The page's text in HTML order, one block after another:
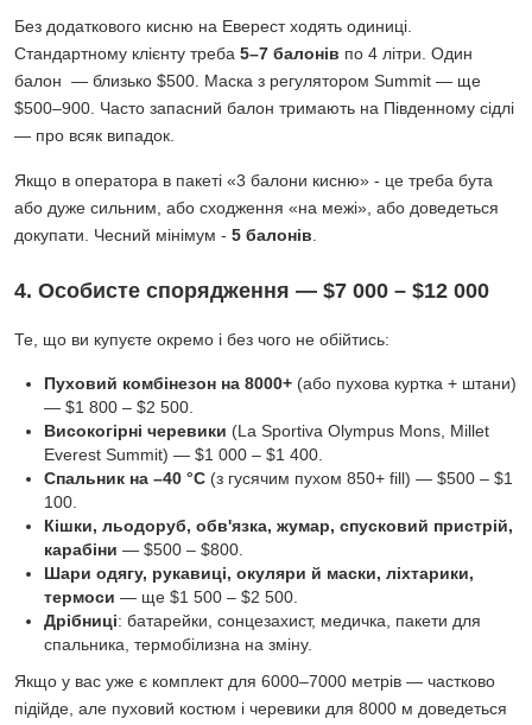
Без додаткового кисню на Еверест ходять одиниці.
Стандартному клієнту треба 5–7 балонів по 4 літри. Один
балон — близько $500. Маска з регулятором Summit — ще
$500–900. Часто запасний балон тримають на Південному сідлі
— про всяк випадок.
Якщо в оператора в пакеті «3 балони кисню» - це треба бута
або дуже сильним, або сходження «на межі», або доведеться
докупати. Чесний мінімум - 5 балонів
4. Особисте спорядження — $7 000 – $12 000
Те, що ви купуєте окремо і без чого не обійтись:
Пуховий комбінезон на 8000+ (або пухова куртка + штани)
— $1 800 – $2 500.
Високогірні черевики (La Sportiva Olympus Mons, Millet
Everest Summit) — $1 000 – $1 400.
Спальник на –40 °C (з гусячим пухом 850+ fill) — $500 – $1
100.
Кішки, льодоруб, обв'язка, жумар, спусковий пристрій,
карабіни — $500 – $800.
Шари одягу, рукавиці, окуляри й маски, ліхтарики,
термоси — ще $1 500 – $2 500.
Дрібниці: батарейки, сонцезахист, медичка, пакети для
спальника, термобілизна на зміну.
Якщо у вас уже є комплект для 6000–7000 метрів — частково
підійде, але пуховий костюм і черевики для 8000 м доведеться